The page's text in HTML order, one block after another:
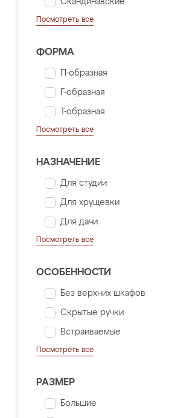
Скандинавские
Посмотреть все
ФОРМА
П-образная
Г-образная
Т-образная
Посмотреть все
НАЗНАЧЕНИЕ
Для студии
Для хрущевки
Для дачи
Посмотреть все
ОСОБЕННОСТИ
Без верхних шкафов
Скрытые ручки
Встраиваемые
Посмотреть все
РАЗМЕР
Большие